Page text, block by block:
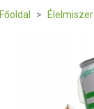
Főoldal